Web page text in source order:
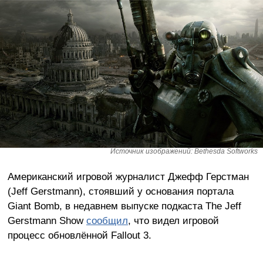
Источник изображений: Bethesda Softworks
Американский игровой журналист Джефф Герстман
(Jeff Gerstmann), стоявший у основания портала
Giant Bomb, в недавнем выпуске подкаста The Jeff
Gerstmann Show сообщил, что видел игровой
процесс обновлённой Fallout 3.